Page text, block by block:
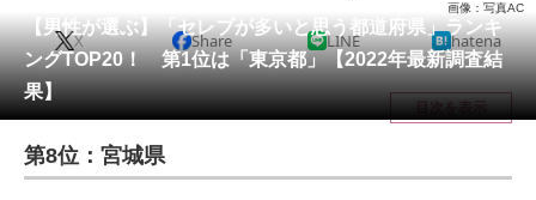
会員記事
メディア
注目記事を集めた総合ページ
ITの今と未来を見通す
【男性が選ぶ】「セレブが多いと思う都道府県」ランキ
ングTOP20！ 第1位は「東京都」【2022年最新調査結
果】
画像：写真AC
X Share LINE hatena
目次を表示
第8位：宮城県